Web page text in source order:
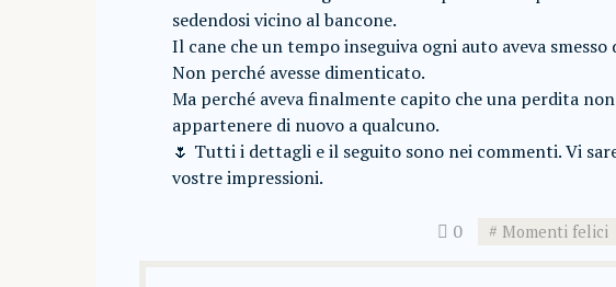
sedendosi vicino al bancone.
Il cane che un tempo inseguiva ogni auto aveva
Non perché avesse dimenticato.
Ma perché aveva finalmente capito che una perdita
appartenere di nuovo a qualcuno.
🌷 Tutti i dettagli e il seguito sono nei commenti. Vi
vostre impressioni.
0 Momenti felici